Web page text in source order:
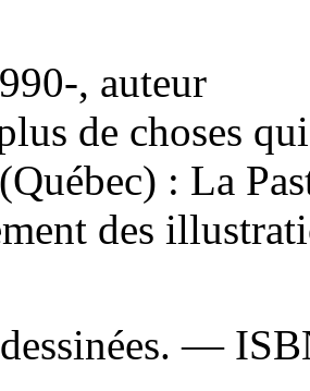
, auteur
de choses
: La
des
—